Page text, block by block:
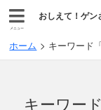
メニュー
おしえて！ゲン
ホーム キーワード
キーワー